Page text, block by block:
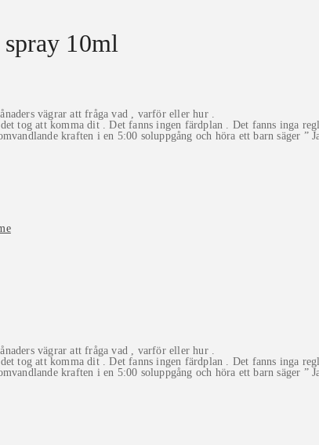
10ml
vägrar att fråga vad , varför eller hur .
tog att komma dit . Det fanns ingen färdplan . Det fanns inga
kraften i en 5:00 soluppgång och höra ett barn säger ”
vägrar att fråga vad , varför eller hur .
tog att komma dit . Det fanns ingen färdplan . Det fanns inga
kraften i en 5:00 soluppgång och höra ett barn säger ”